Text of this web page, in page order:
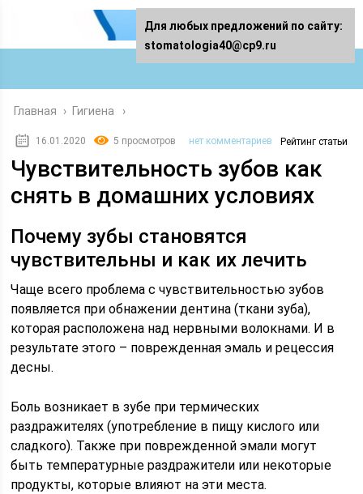
Главная › Гигиена
16.01.2020 5 просмотров нет комментариев Рейтинг статьи
Чувствительность зубов как
снять в домашних условиях
Почему зубы становятся
чувствительны и как их лечить
Чаще всего проблема с чувствительностью зубов
появляется при обнажении дентина (ткани зуба),
которая расположена над нервными волокнами. И в
результате этого – поврежденная эмаль и рецессия
десны.
Боль возникает в зубе при термических
раздражителях (употребление в пищу кислого или
сладкого). Также при поврежденной эмали могут
быть температурные раздражители или некоторые
продукты, которые влияют на эти места.
Для любых предложений по сайту:
stomatologia40@cp9.ru